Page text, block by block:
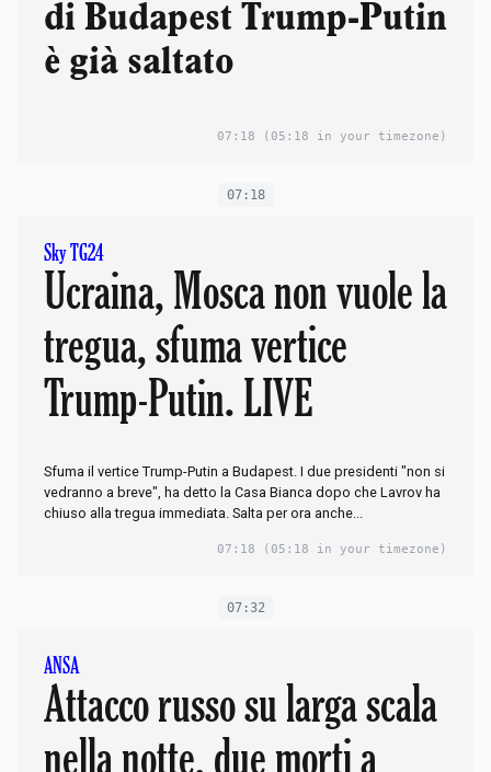
di Budapest Trump-Putin
è già saltato
07:18 (05:18 in your timezone)
07:18
Sky TG24
Ucraina, Mosca non vuole la
tregua, sfuma vertice
Trump-Putin. LIVE
Sfuma il vertice Trump-Putin a Budapest. I due presidenti "non si
vedranno a breve", ha detto la Casa Bianca dopo che Lavrov ha
chiuso alla tregua immediata. Salta per ora anche...
07:18 (05:18 in your timezone)
07:32
ANSA
Attacco russo su larga scala
nella notte, due morti a